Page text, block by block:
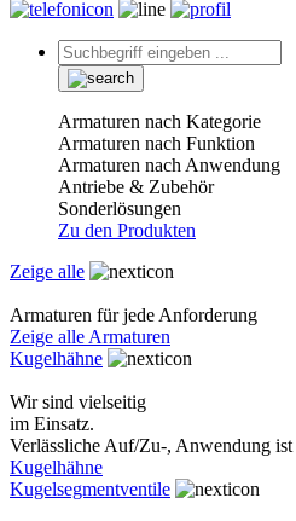
Armaturen nach Kategorie
Armaturen nach Funktion
Armaturen nach Anwendung
Antriebe & Zubehör
Sonderlösungen
Zu den Produkten
Zeige alle
Armaturen für jede Anforderung
Zeige alle Armaturen
Kugelhähne
Wir sind vielseitig
im Einsatz.
Verlässliche Auf/Zu-, Anwendung ist
Kugelhähne
Kugelsegmentventile